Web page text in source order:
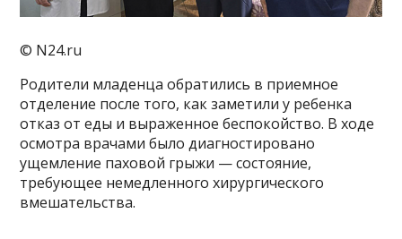
© N24.ru
Родители младенца обратились в приемное
отделение после того, как заметили у ребенка
отказ от еды и выраженное беспокойство. В ходе
осмотра врачами было диагностировано
ущемление паховой грыжи — состояние,
требующее немедленного хирургического
вмешательства.